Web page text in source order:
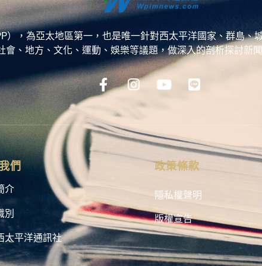
），為亞太地區第一，也是唯一針對西太平洋國家、群島
會、地方、文化、運動、娛樂等議題，做深入的剖析探討新
們
介
別
太平洋通訊社
政策條款
隱私權聲明
版權宣告